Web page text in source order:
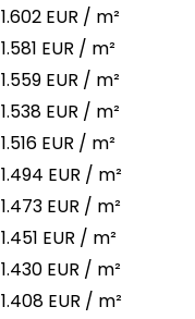
1.602 EUR / m²
1.581 EUR / m²
1.559 EUR / m²
1.538 EUR / m²
1.516 EUR / m²
1.494 EUR / m²
1.473 EUR / m²
1.451 EUR / m²
1.430 EUR / m²
1.408 EUR / m²